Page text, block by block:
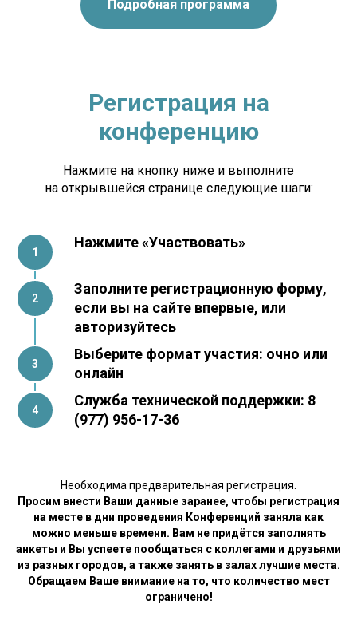
Подробная программа
Регистрация на
конференцию
Нажмите на кнопку ниже и выполните
на открывшейся странице следующие шаги:
Нажмите «Участвовать»
Заполните регистрационную форму,
если вы на сайте впервые, или
авторизуйтесь
Выберите формат участия: очно или
онлайн
Служба технической поддержки: 8
(977) 956-17-36
Необходима предварительная регистрация.
Просим внести Ваши данные заранее, чтобы регистрация
на месте в дни проведения Конференций заняла как
можно меньше времени. Вам не придётся заполнять
анкеты и Вы успеете пообщаться с коллегами и друзьями
из разных городов, а также занять в залах лучшие места.
Обращаем Ваше внимание на то, что количество мест
ограничено!